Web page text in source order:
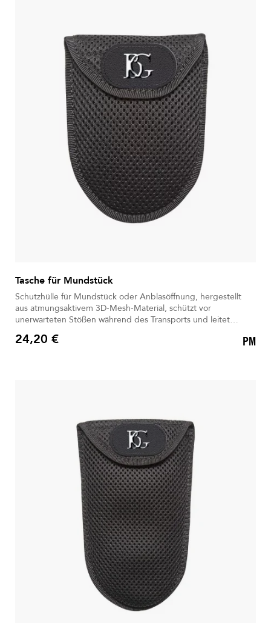
Tasche für Mundstück
Schutzhülle für Mundstück oder Anblasöffnung, hergestellt
aus atmungsaktivem 3D-Mesh-Material, schützt vor
unerwarteten Stößen während des Transports und leitet
Preis
24,20 € PM